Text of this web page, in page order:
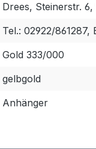
Drees, Steinerstr.
Tel.: 02922/861287,
Gold 333/000
gelbgold
Anhänger